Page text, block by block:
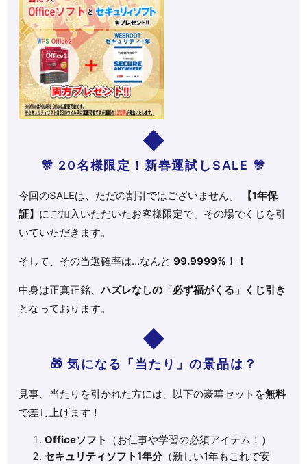
🎊 20名様限定！新春運試しSALE 🎊
今回のSALEは、ただの割引ではございません。
【1年保
証】 にご加入いただいたお客様限定で、その場でくじを引
いていただきます。
そして、その当選確率は…なんと99.9999%！！
中身は正真正銘、ハズレなしの「必ず福がくる」くじ引き
となっております。
🎁 気になる「当たり」の景品は？
見事、当たりを引かれた方には、以下の豪華セットを無料
で差し上げます！
Officeソフト
（お仕事や学習の必須アイテム！）
セキュリティソフト1年分（新しい1年もこれで安